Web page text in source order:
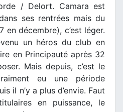
/ Delort. Camara est
ses rentrées mais du
en décembre), c’est léger.
un héros du club en
en Principauté après 32
Mais depuis, c’est le
eu une période
il n’y a plus d’envie. Faut
en puissance, le